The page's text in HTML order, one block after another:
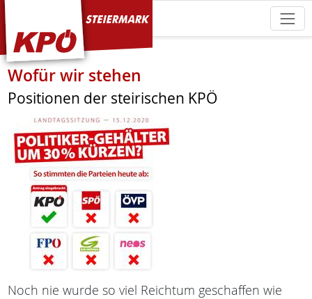
KPÖ Steiermark
Wofür wir stehen
Positionen der steirischen KPÖ
Noch nie wurde so viel Reichtum geschaffen wie